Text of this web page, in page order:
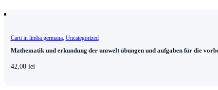
Carti in limba germana, Uncategorized
Mathematik und erkundung der umwelt übungen und aufgaben für die
42,00 lei